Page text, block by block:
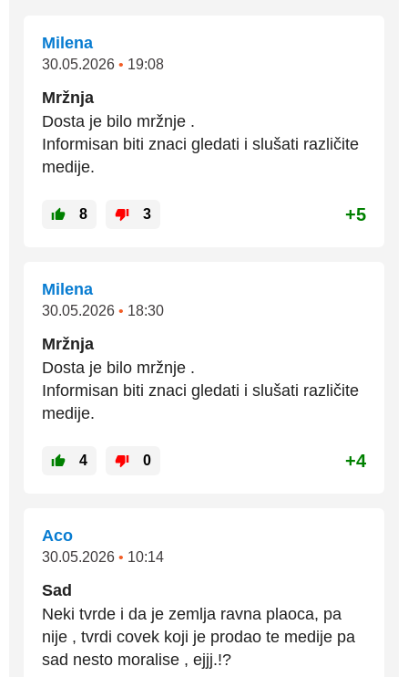
Milena
30.05.2026 • 19:08
Mržnja
Dosta je bilo mržnje .
Informisan biti znaci gledati i slušati različite
medije.
8 3 +5
Milena
30.05.2026 • 18:30
Mržnja
Dosta je bilo mržnje .
Informisan biti znaci gledati i slušati različite
medije.
4 0 +4
Aco
30.05.2026 • 10:14
Sad
Neki tvrde i da je zemlja ravna plaoca, pa
nije , tvrdi covek koji je prodao te medije pa
sad nesto moralise , ejjj.!?